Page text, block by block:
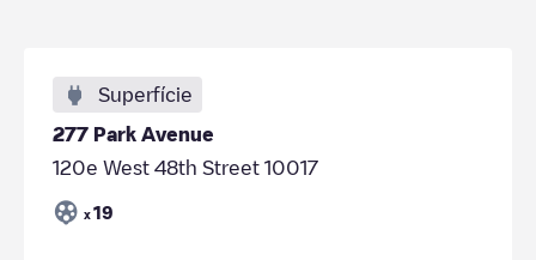
Superfície
277 Park Avenue
120e West 48th Street 10017
x 19